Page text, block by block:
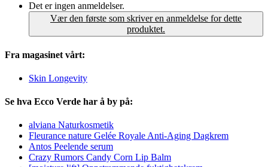
Det er ingen anmeldelser.
Vær den første som skriver en anmeldelse for dette
produktet.
Fra magasinet vårt:
Skin Longevity
Se hva Ecco Verde har å by på:
alviana Naturkosmetik
Fleurance nature Gelée Royale Anti-Aging Dagkrem
Antos Peelende serum
Crazy Rumors Candy Corn Lip Balm